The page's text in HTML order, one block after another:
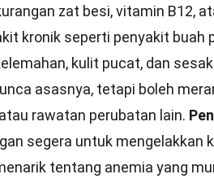
zat besi, vitamin B12,
kronik seperti penyakit buah
kulit pucat, dan
asasnya, tetapi boleh
rawatan perubatan lain.
segera untuk mengelakkan
tentang anemia yang